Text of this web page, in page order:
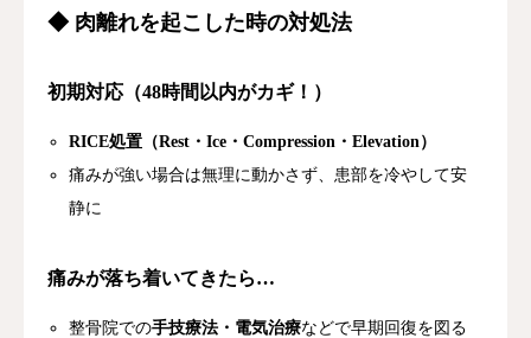
◆ 肉離れを起こ した 時の対処法
初期対応（48時間 以内がカギ！）
RICE処置（Rest・Ice・Compression・Elevation）
痛みが強い場合は無理に動かさず、 患部を冷や して安
静に
痛みが落ち着いてきたら…
整骨院での手技療法 ・ 電気治療などで早期回復を図る